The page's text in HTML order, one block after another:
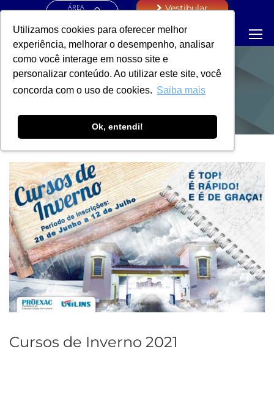
Utilizamos cookies para oferecer melhor
experiência, melhorar o desempenho, analisar
como você interage em nosso site e
personalizar conteúdo. Ao utilizar este site, você
concorda com o uso de cookies. Saiba mais
Ok, entendi!
ÁREA
Vestibular
NOTÍCIAS
Cursos de Inverno 2021